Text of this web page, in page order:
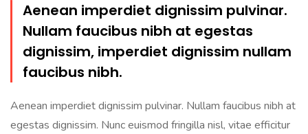
Aenean imperdiet dignissim pulvinar.
Nullam faucibus nibh at egestas
dignissim, imperdiet dignissim nullam
faucibus nibh.
Aenean imperdiet dignissim pulvinar. Nullam faucibus nibh at
egestas dignissim. Nunc euismod fringilla nisl, vitae efficitur